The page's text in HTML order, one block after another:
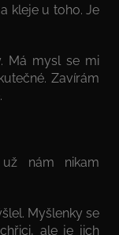
kleje u toho. Je
Má mysl se mi
Zavírám
nám nikam
Myšlenky se
ale je jich